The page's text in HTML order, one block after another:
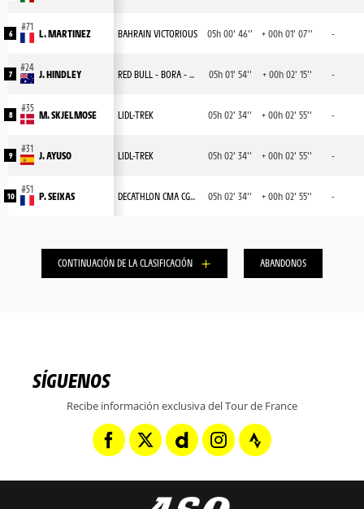
6 L. MARTINEZ BAHRAIN VICTORIOUS 05h 00' 46'' + 00h 01' 07'' -
7 J. HINDLEY RED BULL - BORA - HANSGROHE 05h 01' 54'' + 00h 02' 15'' -
8 M. SKJELMOSE LIDL-TREK 05h 02' 34'' + 00h 02' 55'' -
9 J. AYUSO LIDL-TREK 05h 02' 34'' + 00h 02' 55'' -
10 P. SEIXAS DECATHLON CMA CGM TEAM 05h 02' 34'' + 00h 02' 55'' -
CONTINUACIÓN DE LA CLASIFICACIÓN ABANDONOS
SÍGUENOS
Recibe información exclusiva del Tour de France